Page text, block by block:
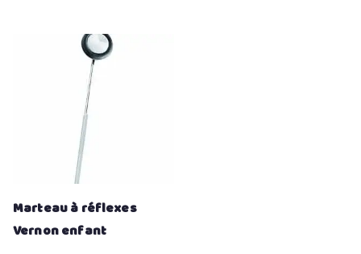
Marteau à réflexes
Vernon enfant